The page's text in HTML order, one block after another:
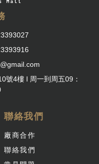
號4樓 l 周一到周五09：
聯絡我們
廠商合作
聯絡我們